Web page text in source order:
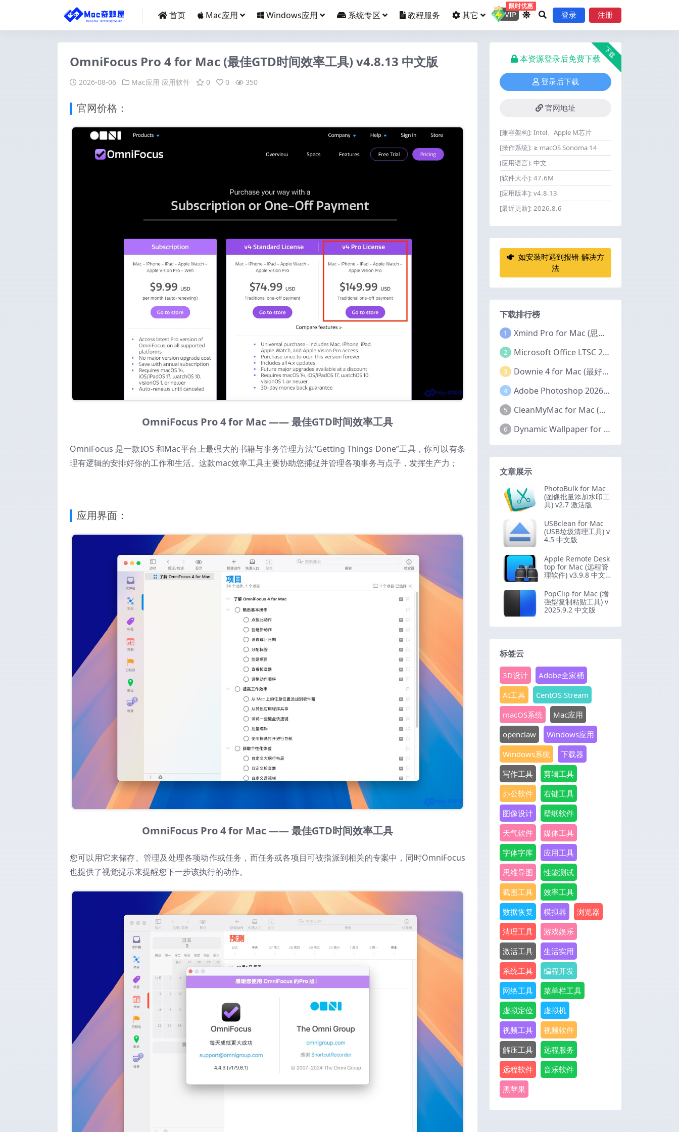
首页 Mac应用 Windows应用 系统专区 教程服务 其它 VIP
限时优惠
登录 注册
OmniFocus Pro 4 for Mac (最佳GTD时间效率工具) v4.8.13 中文版
2026-08-06 Mac应用 应用软件 0 0 350
官网价格：
OmniFocus Pro 4 for Mac —— 最佳GTD时间效率工具
OmniFocus 是一款IOS 和Mac平台上最强大的书籍与事务管理方法“Getting Things Done”工具，你可以有条
理有逻辑的安排好你的工作和生活。这款mac效率工具主要协助您捕捉并管理各项事务与点子，发挥生产力；
应用界面：
OmniFocus Pro 4 for Mac —— 最佳GTD时间效率工具
您可以用它来储存、管理及处理各项动作或任务，而任务或各项目可被指派到相关的专案中，同时OmniFocus
也提供了视觉提示来提醒您下一步该执行的动作。
下载
本资源登录后免费下载
登录后下载
官网地址
[兼容架构]: Intel、Apple M芯片
[操作系统]: ≥ macOS Sonoma 14
[应用语言]: 中文
[软件大小]: 47.6M
[应用版本]: v4.8.13
[最近更新]: 2026.8.6
如安装时遇到报错-解决方
法
下载排行榜
1 Xmind Pro for Mac (思维导图软件) v26.04.01337 永久激活版
2 Microsoft Office LTSC 2024 for Mac (Office全家桶) v16.111.2 中文激活版
3 Downie 4 for Mac (最好的视频下载器) v4.12.11 激活版
4 Adobe Photoshop 2026 for Mac (PS2026图像编辑处理软件) v27.6.0 中文版
5 CleanMyMac for Mac (Mac清理优化工具) v5.5.7 激活版
6 Dynamic Wallpaper for Mac(超赞的Mac动态视频壁纸) v25.4 激活版
文章展示
PhotoBulk for Mac
(图像批量添加水印工
具) v2.7 激活版
USBclean for Mac
(USB垃圾清理工具) v
4.5 中文版
Apple Remote Desk
top for Mac (远程管
理软件) v3.9.8 中文
PopClip for Mac (增
强型复制粘贴工具) v
2025.9.2 中文版
标签云
3D设计
Adobe全家桶
AI工具
CentOS Stream
macOS系统
Mac应用
openclaw
Windows应用
Windows系统
下载器
写作工具
剪辑工具
办公软件
右键工具
图像设计
壁纸软件
天气软件
媒体工具
字体字库
应用工具
思维导图
性能测试
截图工具
效率工具
数据恢复
模拟器
浏览器
清理工具
游戏娱乐
激活工具
生活实用
系统工具
编程开发
网络工具
菜单栏工具
虚拟定位
虚拟机
视频工具
视频软件
解压工具
远程服务
远程软件
音乐软件
黑苹果